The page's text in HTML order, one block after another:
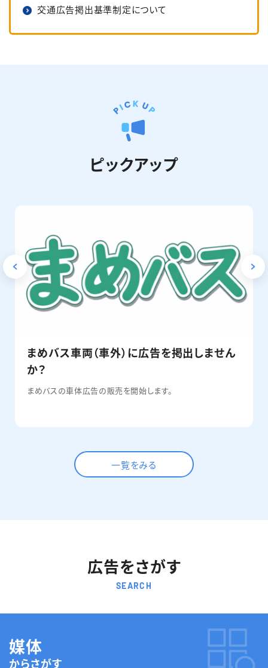
交通広告掲出基準制定について
ピックアップ
まめバス車両（車外）に広告を掲出しません
か？
まめバスの車体広告の販売を開始します。
一覧をみる
広告をさがす
SEARCH
媒体
からさがす